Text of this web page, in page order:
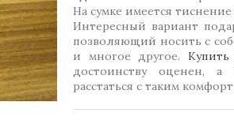
На сумке имеется
Интересный вариант
позволяющий носить с
и многое другое.
достоинству оценен,
расстаться с таким